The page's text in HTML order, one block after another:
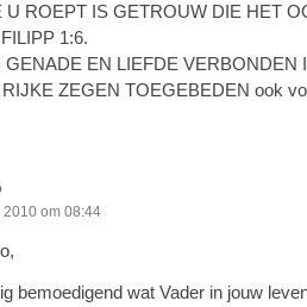
U ROEPT IS GETROUW DIE HET
1:6.
GENADE EN LIEFDE VERBONDEN
RIJKE ZEGEN TOEGEBEDEN ook
2010 om 08:44
bemoedigend wat Vader in jouw